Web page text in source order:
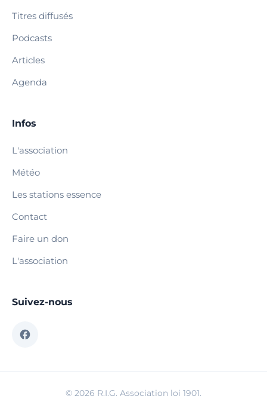
Titres diffusés
Podcasts
Articles
Agenda
Infos
L'association
Météo
Les stations essence
Contact
Faire un don
L'association
Suivez-nous
© 2026 R.I.G. Association loi 1901.